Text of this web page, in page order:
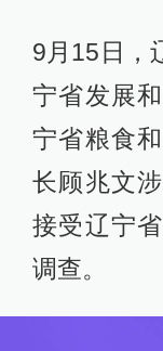
9月15日，
宁省发展
宁省粮食
长顾兆文
接受辽宁
调查。